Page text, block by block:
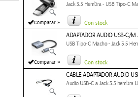
Comparar »
Jack 3.5 Hembra - USB Tipo-C
Con stock
Comparar »
ADAPTADOR AUDIO USB-C/M
USB Tipo-C Macho - Jack 3.5
Con stock
CABLE ADAPTADOR AUDIO
Audio USB-C a Jack 3.5 hembra